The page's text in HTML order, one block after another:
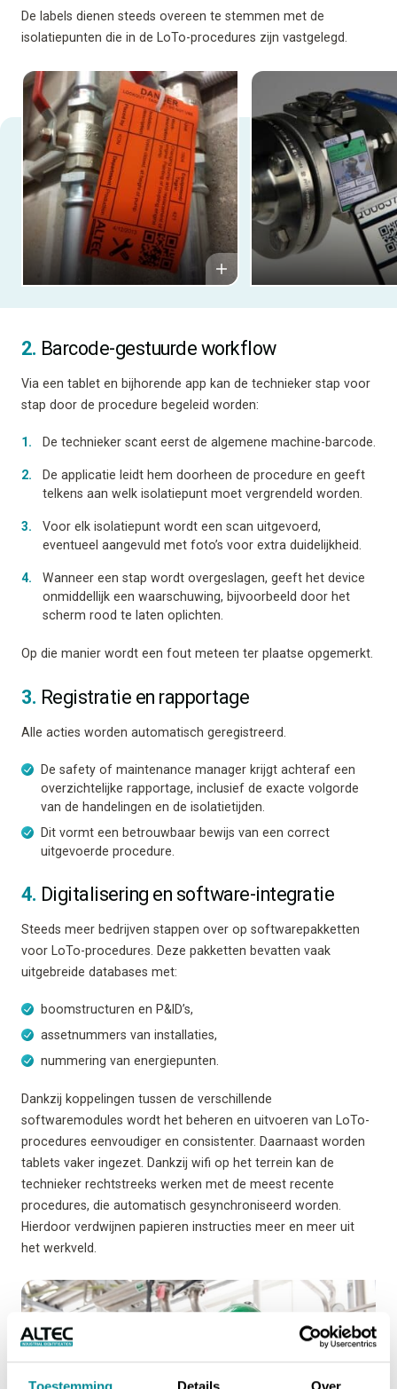
Toestemming Details Over
De labels dienen steeds overeen te stemmen met de
isolatiepunten die in de LoTo-procedures zijn vastgelegd.
2. Barcode-gestuurde workflow
Via een tablet en bijhorende app kan de technieker stap voor
stap door de procedure begeleid worden:
De technieker scant eerst de algemene machine-barcode.
De applicatie leidt hem doorheen de procedure en geeft
telkens aan welk isolatiepunt moet vergrendeld worden.
Voor elk isolatiepunt wordt een scan uitgevoerd,
eventueel aangevuld met foto’s voor extra duidelijkheid.
Wanneer een stap wordt overgeslagen, geeft het device
onmiddellijk een waarschuwing, bijvoorbeeld door het
scherm rood te laten oplichten.
Op die manier wordt een fout meteen ter plaatse opgemerkt.
3. Registratie en rapportage
Alle acties worden automatisch geregistreerd.
De safety of maintenance manager krijgt achteraf een
overzichtelijke rapportage, inclusief de exacte volgorde
van de handelingen en de isolatietijden.
Dit vormt een betrouwbaar bewijs van een correct
uitgevoerde procedure.
4. Digitalisering en software-integratie
Steeds meer bedrijven stappen over op softwarepakketten
voor LoTo-procedures. Deze pakketten bevatten vaak
uitgebreide databases met:
boomstructuren en P&ID’s,
assetnummers van installaties,
nummering van energiepunten.
Dankzij koppelingen tussen de verschillende
softwaremodules wordt het beheren en uitvoeren van LoTo-
procedures eenvoudiger en consistenter. Daarnaast worden
tablets vaker ingezet. Dankzij wifi op het terrein kan de
technieker rechtstreeks werken met de meest recente
procedures, die automatisch gesynchroniseerd worden.
Hierdoor verdwijnen papieren instructies meer en meer uit
het werkveld.